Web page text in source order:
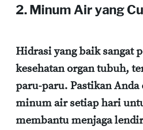
2.Minum Air yang
Hidrasi yang baik sangat
kesehatan organ tubuh,
paru-paru. Pastikan Anda
minum air setiap hari
membantu menjaga